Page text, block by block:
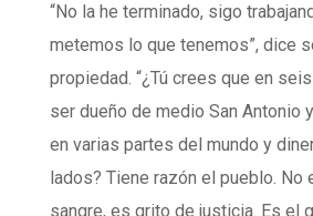
“No la he terminado, sigo
metemos lo que tenemos”, dice
propiedad. “¿Tú crees que en
ser dueño de medio San Antonio
en varias partes del mundo y
lados? Tiene razón el pueblo. No
sangre, es grito de justicia. Es el